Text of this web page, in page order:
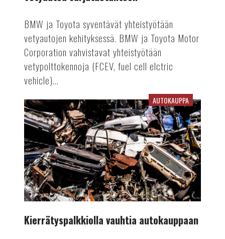
BMW ja Toyota syventävät yhteistyötään
vetyautojen kehityksessä. BMW ja Toyota Motor
Corporation vahvistavat yhteistyötään
vetypolttokennoja (FCEV, fuel cell elctric
vehicle)...
Kierrätyspalkkiolla
vauhtia
autokauppaan
AUTOKAUPPA
Kierrätyspalkkiolla vauhtia autokauppaan